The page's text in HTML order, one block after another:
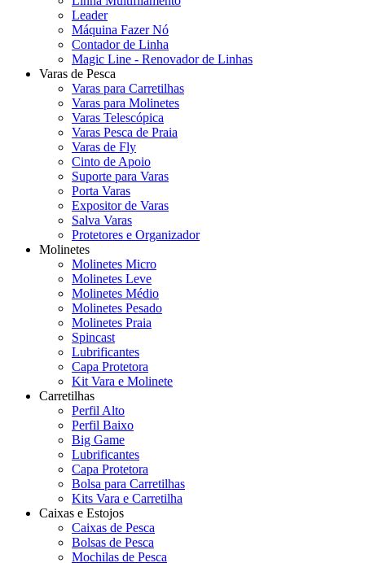
Leader
Máquina Fazer Nó
Contador de Linha
Magic Line - Renovador de Linhas
Varas de Pesca
Varas para Carretilhas
Varas para Molinetes
Varas Telescópica
Varas Pesca de Praia
Varas de Fly
Cinto de Apoio
Suporte para Varas
Porta Varas
Expositor de Varas
Salva Varas
Protetores e Organizador
Molinetes
Molinetes Micro
Molinetes Leve
Molinetes Médio
Molinetes Pesado
Molinetes Praia
Spincast
Lubrificantes
Capa Protetora
Kit Vara e Molinete
Carretilhas
Perfil Alto
Perfil Baixo
Big Game
Lubrificantes
Capa Protetora
Bolsa para Carretilhas
Kits Vara e Carretilha
Caixas e Estojos
Caixas de Pesca
Bolsas de Pesca
Mochilas de Pesca